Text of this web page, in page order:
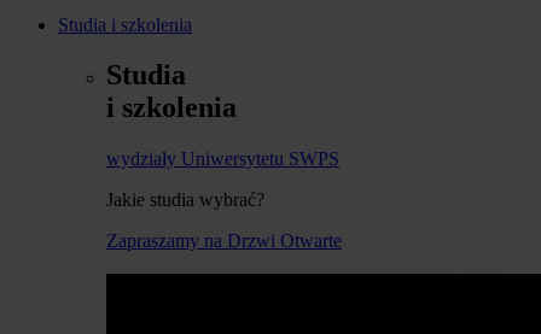
Studia i szkolenia
Studia
i szkolenia
wydziały Uniwersytetu SWPS
Jakie studia wybrać?
Zapraszamy na Drzwi Otwarte